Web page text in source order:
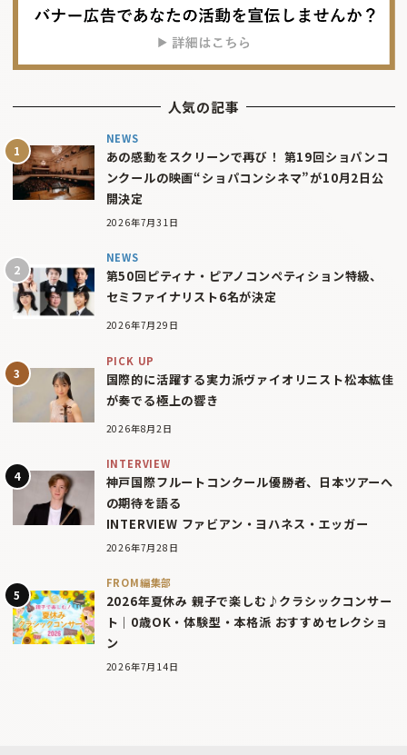
人気の記事
NEWS
あの感動をスクリーンで再び！ 第19回ショパンコ
ンクールの映画“ショパコンシネマ”が10月2日公
開決定
2026年7月31日
NEWS
第50回ピティナ・ピアノコンペティション特級、
セミファイナリスト6名が決定
2026年7月29日
PICK UP
国際的に活躍する実力派ヴァイオリニスト松本紘佳
が奏でる極上の響き
2026年8月2日
INTERVIEW
神戸国際フルートコンクール優勝者、日本ツアーへ
の期待を語る
INTERVIEW ファビアン・ヨハネス・エッガー
2026年7月28日
FROM編集部
2026年夏休み 親子で楽しむ♪クラシックコンサー
ト｜0歳OK・体験型・本格派 おすすめセレクショ
ン
2026年7月14日